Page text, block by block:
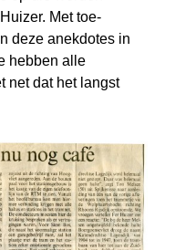
Met toe­
deze anekdotes in
hebben alle
net dat het langst